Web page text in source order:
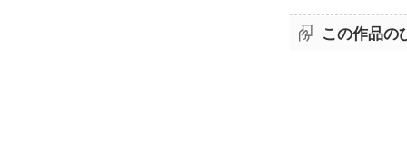
この作品の